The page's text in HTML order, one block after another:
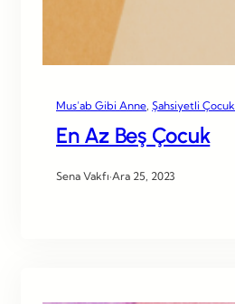
Mus’ab Gibi Anne Şahsiyetli Çocuk
En Az Beş Çocuk
Sena Vakfı·Ara 25, 2023